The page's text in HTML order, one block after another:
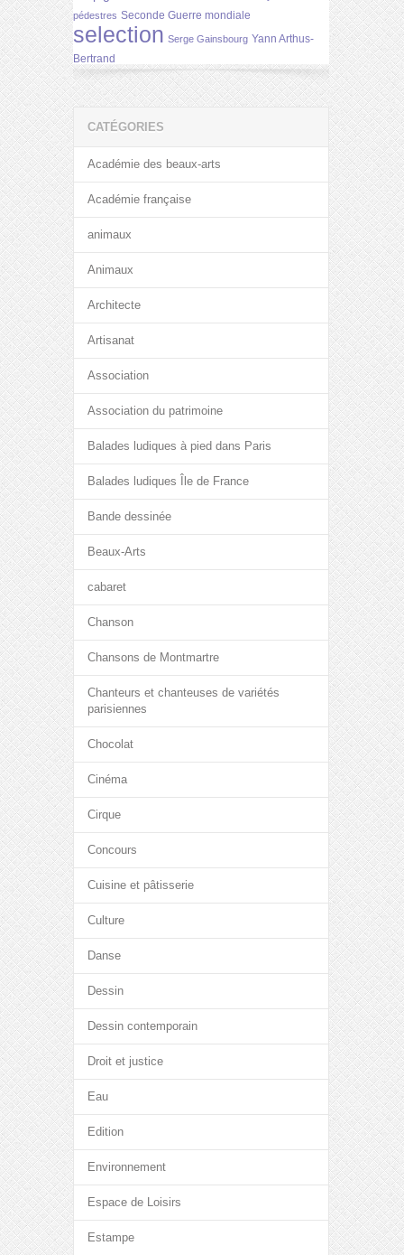
pédestres Seconde Guerre mondiale
selection Serge Gainsbourg Yann Arthus-
Bertrand
CATÉGORIES
Académie des beaux-arts
Académie française
animaux
Animaux
Architecte
Artisanat
Association
Association du patrimoine
Balades ludiques à pied dans Paris
Balades ludiques Île de France
Bande dessinée
Beaux-Arts
cabaret
Chanson
Chansons de Montmartre
Chanteurs et chanteuses de variétés
parisiennes
Chocolat
Cinéma
Cirque
Concours
Cuisine et pâtisserie
Culture
Danse
Dessin
Dessin contemporain
Droit et justice
Eau
Edition
Environnement
Espace de Loisirs
Estampe